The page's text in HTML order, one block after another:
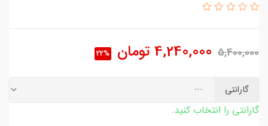
5,400,000
4,240,000 تومان 22%
گارانتی
گارانتی را انتخاب کنید.